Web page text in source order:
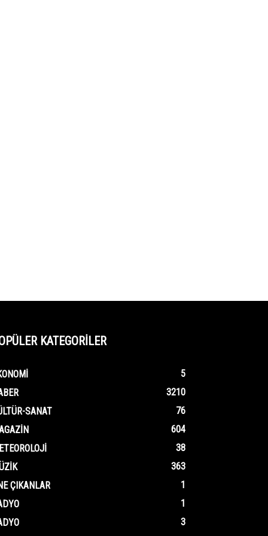
KATEGORİLER
5
3210
SANAT
76
604
38
363
ÇIKANLAR
1
1
3